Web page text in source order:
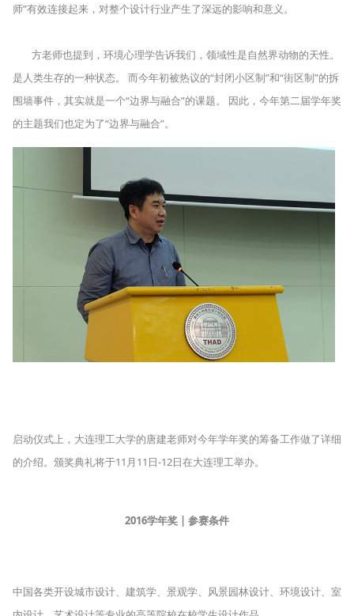
师”有效连接起来，对整个设计行业产生了深远的影响和意义。
方老师也提到，环境心理学告诉我们，领域性是自然界动物的天性。
是人类生存的一种状态。 而今年初被热议的“封闭小区制”和“街区制”的拆
围墙事件，其实就是一个“边界与融合”的课题。 因此，今年第二届学年奖
的主题我们也定为了“边界与融合”。
启动仪式上，大连理工大学的唐建老师对今年学年奖的筹备工作做了详细
的介绍。颁奖典礼将于11月11日-12日在大连理工举办。
2016学年奖 | 参赛条件
中国各类开设城市设计、建筑学、景观学、风景园林设计、环境设计、室